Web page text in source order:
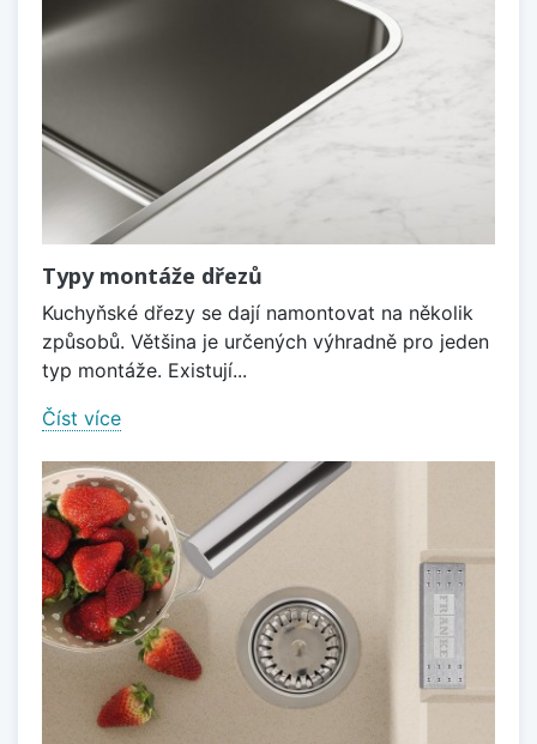
Typy montáže dřezů
Kuchyňské dřezy se dají namontovat na několik
způsobů. Většina je určených výhradně pro jeden
typ montáže. Existují...
Číst více